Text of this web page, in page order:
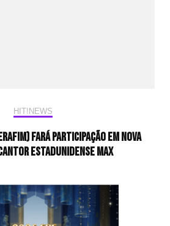
HIT!NEWS
fará participação em nova
estadunidense MAX